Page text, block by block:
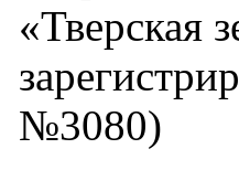
«Тверская
№3080)